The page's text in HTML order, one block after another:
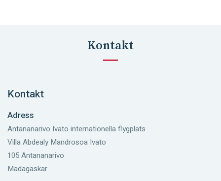
Kontakt
Kontakt
Adress
Antananarivo Ivato internationella flygplats
Villa Abdealy Mandrosoa Ivato
105 Antananarivo
Madagaskar